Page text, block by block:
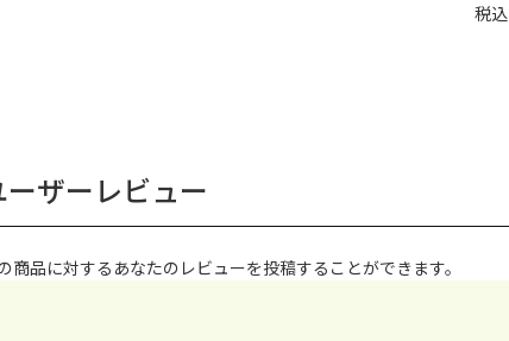
税込
ーザーレビュー
商品に対するあなたのレビューを投稿することができます。